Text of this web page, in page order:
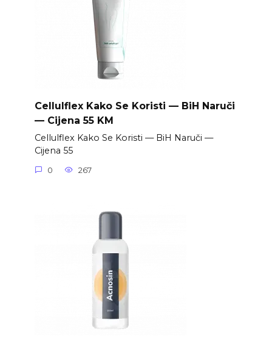
Cellulflex Kako Se Koristi — BiH Naruči
— Cijena 55 KM
Cellulflex Kako Se Koristi — BiH Naruči —
Cijena 55
0 267